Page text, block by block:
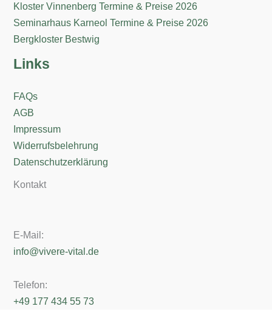
Kloster Vinnenberg Termine & Preise 2026
Seminarhaus Karneol Termine & Preise 2026
Bergkloster Bestwig
Links
FAQs
AGB
Impressum
Widerrufsbelehrung
Datenschutzerklärung
Kontakt
E-Mail:
info@vivere-vital.de
Telefon:
+49 177 434 55 73